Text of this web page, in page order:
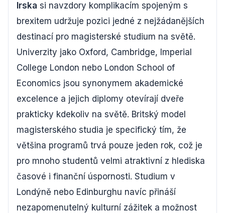
Irska si navzdory komplikacím spojeným s
brexitem udržuje pozici jedné z nejžádanějších
destinací pro magisterské studium na světě.
Univerzity jako Oxford, Cambridge, Imperial
College London nebo London School of
Economics jsou synonymem akademické
excelence a jejich diplomy otevírají dveře
prakticky kdekoliv na světě. Britský model
magisterského studia je specifický tím, že
většina programů trvá pouze jeden rok, což je
pro mnoho studentů velmi atraktivní z hlediska
časové i finanční úspornosti. Studium v
Londýně nebo Edinburghu navíc přináší
nezapomenutelný kulturní zážitek a možnost